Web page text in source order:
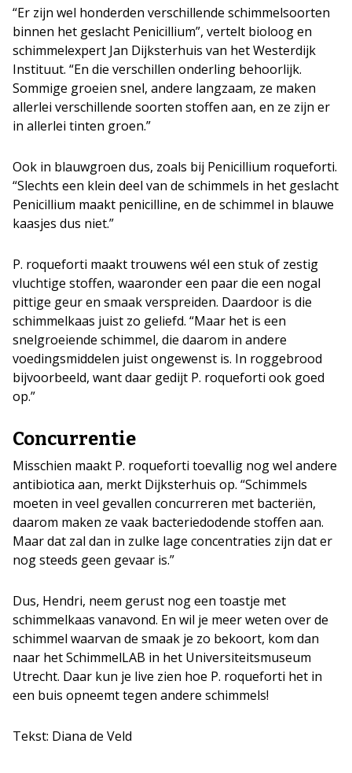
“Er zijn wel honderden verschillende schimmelsoorten
binnen het geslacht Penicillium”, vertelt bioloog en
schimmelexpert Jan Dijksterhuis van het Westerdijk
Instituut. “En die verschillen onderling behoorlijk.
Sommige groeien snel, andere langzaam, ze maken
allerlei verschillende soorten stoffen aan, en ze zijn er
in allerlei tinten groen.”
Ook in blauwgroen dus, zoals bij Penicillium roqueforti.
“Slechts een klein deel van de schimmels in het geslacht
Penicillium maakt penicilline, en de schimmel in blauwe
kaasjes dus niet.”
P. roqueforti maakt trouwens wél een stuk of zestig
vluchtige stoffen, waaronder een paar die een nogal
pittige geur en smaak verspreiden. Daardoor is die
schimmelkaas juist zo geliefd. “Maar het is een
snelgroeiende schimmel, die daarom in andere
voedingsmiddelen juist ongewenst is. In roggebrood
bijvoorbeeld, want daar gedijt P. roqueforti ook goed
op.”
Concurrentie
Misschien maakt P. roqueforti toevallig nog wel andere
antibiotica aan, merkt Dijksterhuis op. “Schimmels
moeten in veel gevallen concurreren met bacteriën,
daarom maken ze vaak bacteriedodende stoffen aan.
Maar dat zal dan in zulke lage concentraties zijn dat er
nog steeds geen gevaar is.”
Dus, Hendri, neem gerust nog een toastje met
schimmelkaas vanavond. En wil je meer weten over de
schimmel waarvan de smaak je zo bekoort, kom dan
naar het SchimmelLAB in het Universiteitsmuseum
Utrecht. Daar kun je live zien hoe P. roqueforti het in
een buis opneemt tegen andere schimmels!
Tekst: Diana de Veld